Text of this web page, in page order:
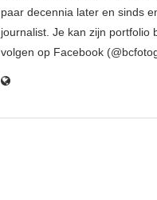
paar decennia later en sinds
journalist. Je kan zijn portfolio
volgen op Facebook